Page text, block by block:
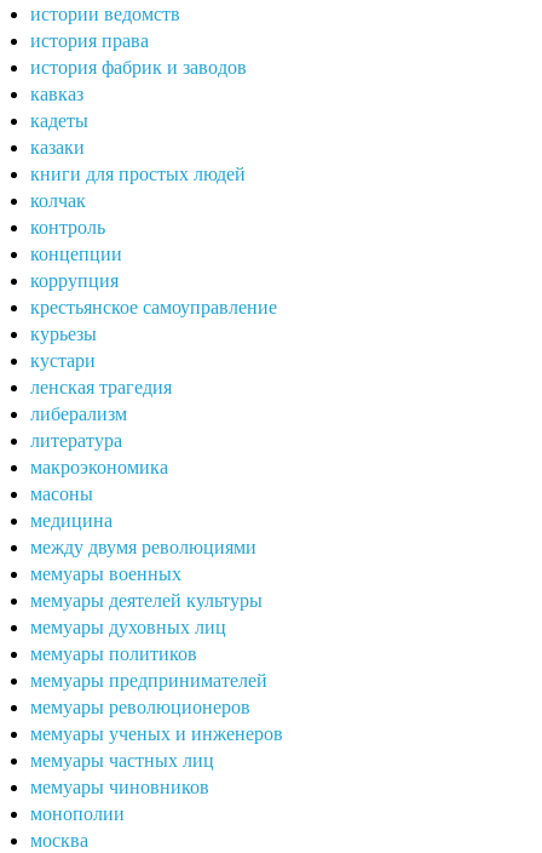
истории ведомств
история права
история фабрик и заводов
кавказ
кадеты
казаки
книги для простых людей
колчак
контроль
концепции
коррупция
крестьянское самоуправление
курьезы
кустари
ленская трагедия
либерализм
литература
макроэкономика
масоны
медицина
между двумя революциями
мемуары военных
мемуары деятелей культуры
мемуары духовных лиц
мемуары политиков
мемуары предпринимателей
мемуары революционеров
мемуары ученых и инженеров
мемуары частных лиц
мемуары чиновников
монополии
москва